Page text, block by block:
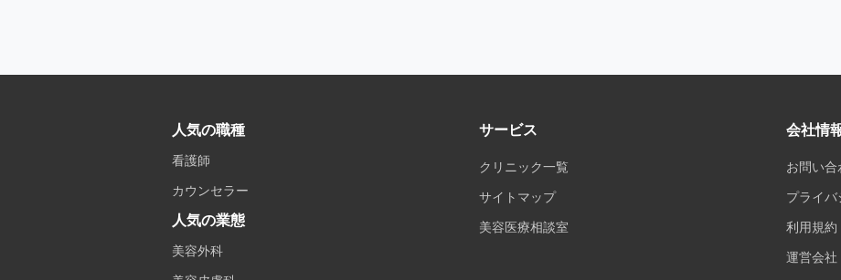
人気の職種
看護師
カウンセラー
人気の業態
美容外科
サービス
クリニック一覧
サイトマップ
美容医療相談室
会社情
お問い合
プライバ
利用規約
運営会社